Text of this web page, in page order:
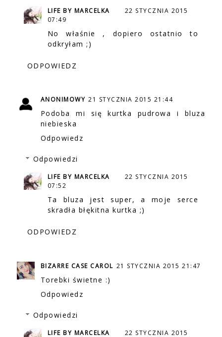
LIFE BY MARCELKA
22 STYCZNIA 2015
07:49
No właśnie , dopiero ostatnio to
odkryłam ;)
ODPOWIEDZ
ANONIMOWY 21 STYCZNIA 2015 21:44
Podoba mi się kurtka pudrowa i bluza
niebieska
Odpowiedz
Odpowiedzi
LIFE BY MARCELKA
22 STYCZNIA 2015
07:52
Ta bluza jest super, a moje serce
skradła błękitna kurtka ;)
ODPOWIEDZ
BIZARRE CASE CAROL 21 STYCZNIA 2015 21:47
Torebki świetne :)
Odpowiedz
Odpowiedzi
LIFE BY MARCELKA 22 STYCZNIA 2015